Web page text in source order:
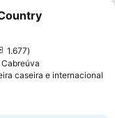
favoritos
1.677
Cabreúva
caseira e internacional